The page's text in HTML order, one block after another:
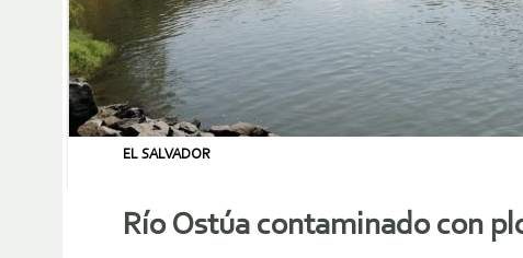
EL SALVADOR
Río Ostúa contaminado con